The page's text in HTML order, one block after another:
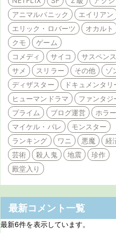
アニマルパニック
エイリアン
エリック・ロバーツ
オカルト
クモ
ゲーム
コメディ
サイコ
サスペンス
サメ
スリラー その他
ゾ
ディザスター
ドキュメンタリ
ヒューマンドラマ
ファンタジ
プライム
ブログ運営
ホラー
マイケル・パレ
モンスター
ランキング
ワニ 悪魔
経
芸術
殺人鬼 地震
珍作
殿堂入り
最新コメント一覧
最新6件を表示しています。